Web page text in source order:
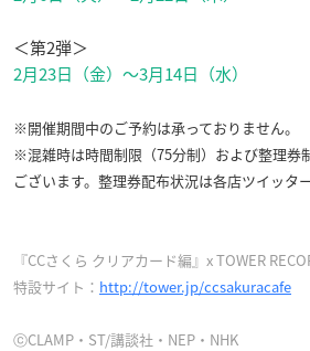
＜第2弾＞
2月23日（金）～3月14日（水）
※開催期間中のご予約は承っておりません。
※混雑時は時間制限（75分制）および整理券
ございます。整理券配布状況は各店ツイッタ
『CCさくら クリアカード編』x TOWER
特設サイト： http://tower.jp/ccsakuracafe
ⓒCLAMP・ST/講談社・NEP・NHK